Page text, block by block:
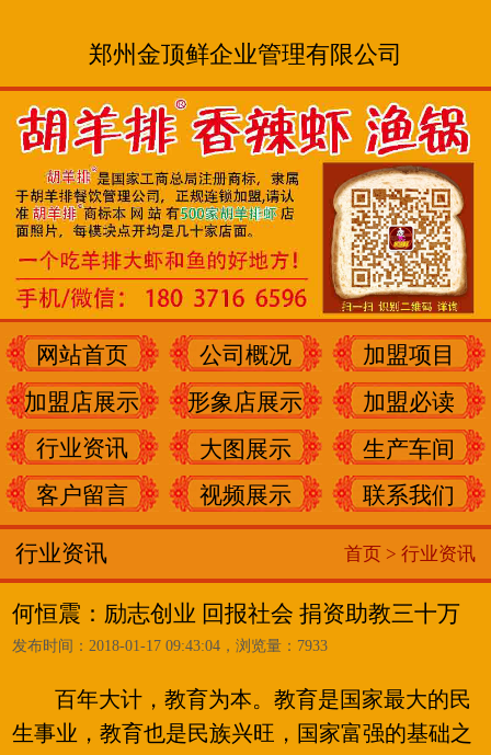
郑州金顶鲜企业管理有限公司
网站首页 公司概况
加盟项目
加盟店展示
形象店展示
加盟必读
行业资讯
大图展示
生产车间
客户留言
视频展示 联系我们
行业资讯 行业资讯
首页 >
何恒震：励志创业 回报社会 捐资助教三十万
发布时间：2018-01-17 09:43:04，浏览量：7933
百年大计，教育为本。教育是国家最大的民
生事业，教育也是民族兴旺，国家富强的基础之